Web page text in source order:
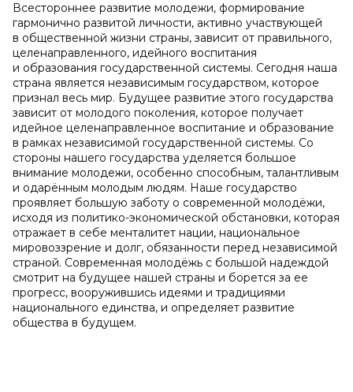
Всестороннее развитие молодежи, формирование
гармонично развитой личности, активно участвующей
в общественной жизни страны, зависит от правильного,
целенаправленного, идейного воспитания
и образования государственной системы. Сегодня наша
страна является независимым государством, которое
признал весь мир. Будущее развитие этого государства
зависит от молодого поколения, которое получает
идейное целенаправленное воспитание и образование
в рамках независимой государственной системы. Со
стороны нашего государства уделяется большое
внимание молодежи, особенно способным, талантливым
и одарённым молодым людям. Наше государство
проявляет большую заботу о современной молодёжи,
исходя из политико-экономической обстановки, которая
отражает в себе менталитет нации, национальное
мировоззрение и долг, обязанности перед независимой
страной. Современная молодёжь с большой надеждой
смотрит на будущее нашей страны и борется за ее
прогресс, вооружившись идеями и традициями
национального единства, и определяет развитие
общества в будущем.